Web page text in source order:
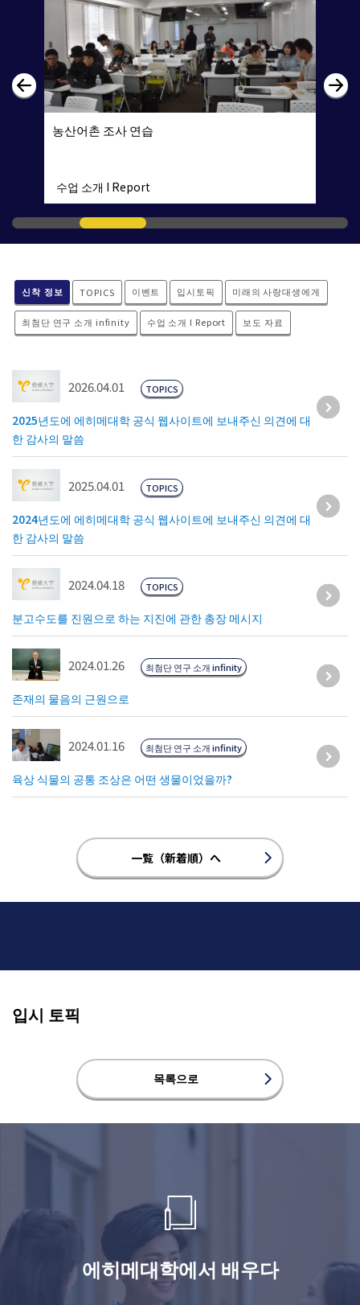
농산어촌 조사 연습
수업 소개 I Report
신착 정보 TOPICS 이벤트 입시토픽 미래의 사랑대생에게
최첨단 연구 소개 infinity 수업 소개 I Report 보도 자료
2026.04.01
2025년도에 에히메대학 공식 웹사이트에 보내주신 의견에 대
한 감사의 말씀
TOPICS
2025.04.01
2024년도에 에히메대학 공식 웹사이트에 보내주신 의견에 대
한 감사의 말씀
TOPICS
2024.04.18
분고수도를 진원으로 하는 지진에 관한 총장 메시지
TOPICS
2024.01.26
존재의 물음의 근원으로
최첨단 연구 소개 infinity
2024.01.16
육상 식물의 공통 조상은 어떤 생물이었을까?
최첨단 연구 소개 infinity
一覧（新着順）へ
에히메대학에서 배우다
입시 토픽
목록으로